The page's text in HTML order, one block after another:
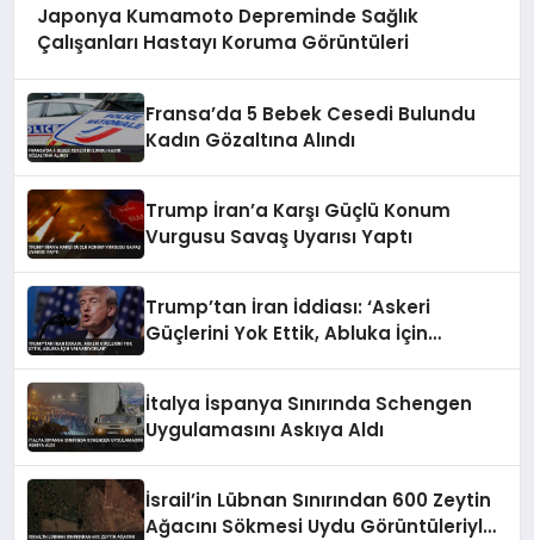
Japonya Kumamoto Depreminde Sağlık
Çalışanları Hastayı Koruma Görüntüleri
Fransa’da 5 Bebek Cesedi Bulundu
Kadın Gözaltına Alındı
Trump İran’a Karşı Güçlü Konum
Vurgusu Savaş Uyarısı Yaptı
Trump’tan İran İddiası: ‘Askeri
Güçlerini Yok Ettik, Abluka İçin
İtalya İspanya Sınırında Schengen
Uygulamasını Askıya Aldı
İsrail’in Lübnan Sınırından 600 Zeytin
Ağacını Sökmesi Uydu Görüntüleriyle